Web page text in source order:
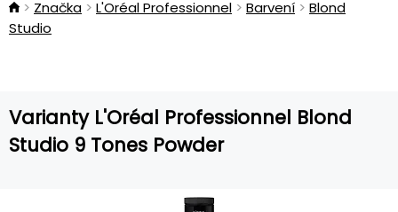
Značka L'Oréal Professionnel Barvení
Blond
Studio
Varianty L'Oréal Professionnel Blond
Studio 9 Tones Powder